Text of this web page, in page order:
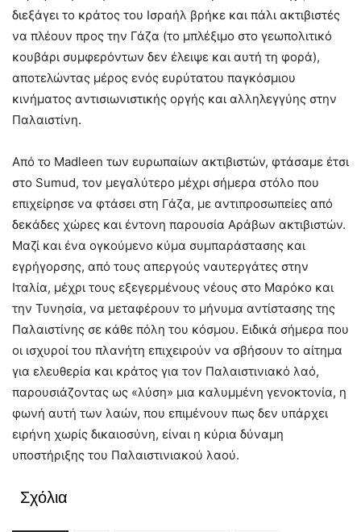
διεξάγει το κράτος του Ισραήλ βρήκε και πάλι ακτιβιστές
να πλέουν προς την Γάζα (το μπλέξιμο στο γεωπολιτικό
κουβάρι συμφερόντων δεν έλειψε και αυτή τη φορά),
αποτελώντας μέρος ενός ευρύτατου παγκόσμιου
κινήματος αντισιωνιστικής οργής και αλληλεγγύης στην
Παλαιστίνη.
Από το Madleen των ευρωπαίων ακτιβιστών, φτάσαμε έτσι
στο Sumud, τον μεγαλύτερο μέχρι σήμερα στόλο που
επιχείρησε να φτάσει στη Γάζα, με αντιπροσωπείες από
δεκάδες χώρες και έντονη παρουσία Αράβων ακτιβιστών.
Μαζί και ένα ογκούμενο κύμα συμπαράστασης και
εγρήγορσης, από τους απεργούς ναυτεργάτες στην
Ιταλία, μέχρι τους εξεγερμένους νέους στο Μαρόκο και
την Τυνησία, να μεταφέρουν το μήνυμα αντίστασης της
Παλαιστίνης σε κάθε πόλη του κόσμου. Ειδικά σήμερα που
οι ισχυροί του πλανήτη επιχειρούν να σβήσουν το αίτημα
για ελευθερία και κράτος για τον Παλαιστινιακό λαό,
παρουσιάζοντας ως «λύση» μια καλυμμένη γενοκτονία, η
φωνή αυτή των λαών, που επιμένουν πως δεν υπάρχει
ειρήνη χωρίς δικαιοσύνη, είναι η κύρια δύναμη
υποστήριξης του Παλαιστινιακού λαού.
Σχόλια